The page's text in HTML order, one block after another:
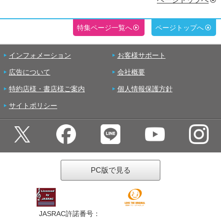
特集ページ一覧へ ページトップへ
インフォメーション お客様サポート
広告について 会社概要
特約店様・書店様ご案内 個人情報保護方針
サイトポリシー
PC版で見る
JASRAC許諾番号：